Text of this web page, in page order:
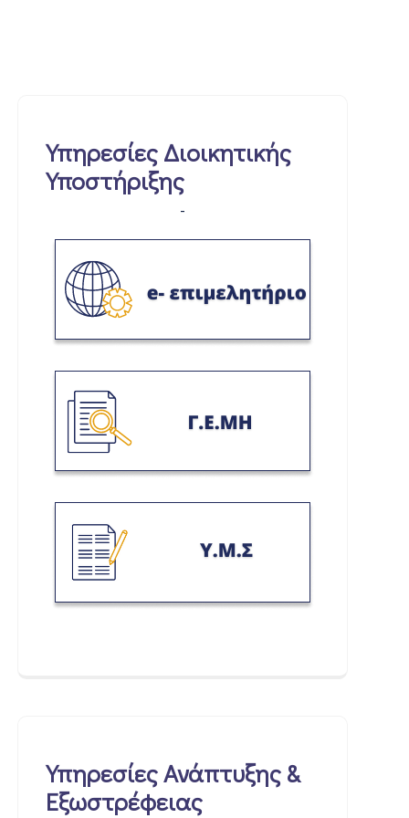
Υπηρεσίες Διοικητικής
Υποστήριξης
-
Υπηρεσίες Ανάπτυξης &
Εξωστρέφειας